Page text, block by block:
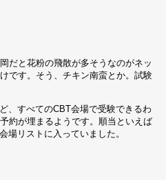
だと花粉の飛散が多そうなのがネッ
です。そう、チキン南蛮とか。試験
、すべてのCBT会場で受験できるわ
約が埋まるようです。順当といえば
場リストに入っていました。